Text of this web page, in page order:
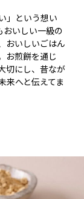
」という想い
おいしい一級の
おいしいごはん
お煎餅を通じ
切にし、昔なが
来へと伝えてま